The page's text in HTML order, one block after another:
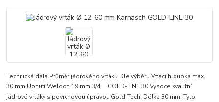
Technická data Průměr jádrového vrtáku Dle výběru Vrtací hloubka max.
30 mm Upnutí Weldon 19 mm 3/4 GOLD-LINE 30 Vysoce kvalitní
jádrové vrtáky s povrchovou úpravou Gold-Tech. Délka 30 mm. Tyto